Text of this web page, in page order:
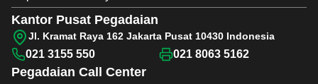
Pegadaian Call Center
Kantor Pusat Pegadaian
Jl. Kramat Raya 162 Jakarta Pusat 10430 Indonesia
021 3155 550 021 8063 5162